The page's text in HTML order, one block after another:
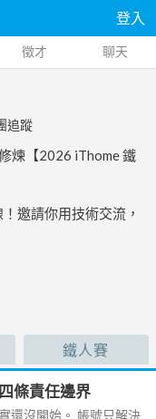
登入
徵才 聊天
追蹤
煉【2026 iThome 鐵
邀請你用技術交流，
鐵人賽
條責任邊界
還沒開始。 帳號只解決